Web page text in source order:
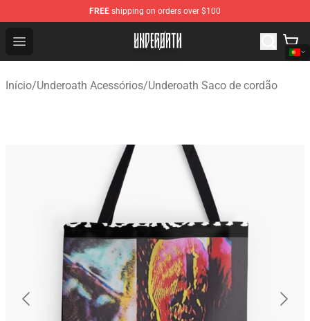
FREE shipping on orders over $100
Open menu
Underoath Store - Official Underoath Merchandise Shop
Início/Underoath Acessórios/Underoath Saco de cordão